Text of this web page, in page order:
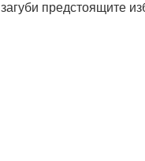
загуби предстоящите